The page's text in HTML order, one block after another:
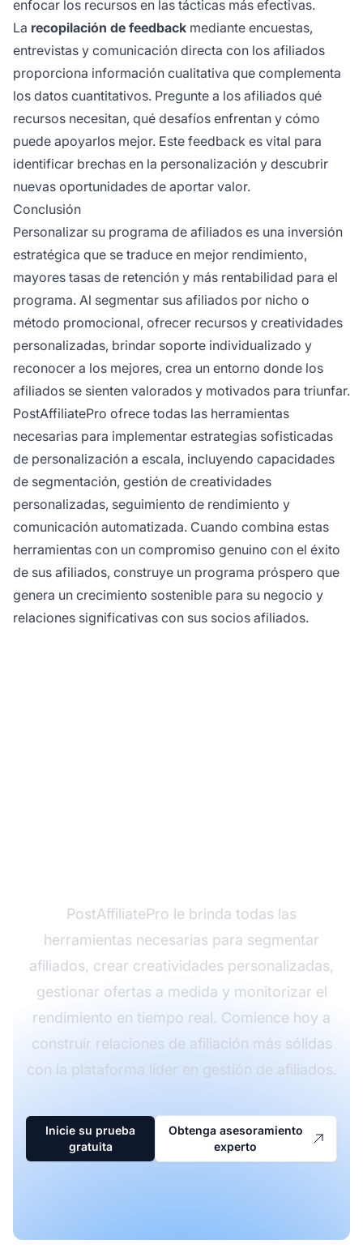
enfocar los recursos en las tácticas más efectivas.
La recopilación de feedback mediante encuestas,
entrevistas y comunicación directa con los afiliados
proporciona información cualitativa que complementa
los datos cuantitativos. Pregunte a los afiliados qué
recursos necesitan, qué desafíos enfrentan y cómo
puede apoyarlos mejor. Este feedback es vital para
identificar brechas en la personalización y descubrir
nuevas oportunidades de aportar valor.
Conclusión
Personalizar su programa de afiliados es una inversión
estratégica que se traduce en mejor rendimiento,
mayores tasas de retención y más rentabilidad para el
programa. Al segmentar sus afiliados por nicho o
método promocional, ofrecer recursos y creatividades
personalizadas, brindar soporte individualizado y
reconocer a los mejores, crea un entorno donde los
afiliados se sienten valorados y motivados para triunfar.
PostAffiliatePro ofrece todas las herramientas
necesarias para implementar estrategias sofisticadas
de personalización a escala, incluyendo capacidades
de segmentación, gestión de creatividades
personalizadas, seguimiento de rendimiento y
comunicación automatizada. Cuando combina estas
herramientas con un compromiso genuino con el éxito
de sus afiliados, construye un programa próspero que
genera un crecimiento sostenible para su negocio y
relaciones significativas con sus socios afiliados.
PostAffiliatePro le brinda todas las
herramientas necesarias para segmentar
afiliados, crear creatividades personalizadas,
gestionar ofertas a medida y monitorizar el
rendimiento en tiempo real. Comience hoy a
construir relaciones de afiliación más sólidas
con la plataforma líder en gestión de afiliados.
Inicie su prueba
gratuita
Obtenga asesoramiento
experto